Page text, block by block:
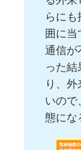
らに
囲に当
通信が
った結
り、
いので
態にな